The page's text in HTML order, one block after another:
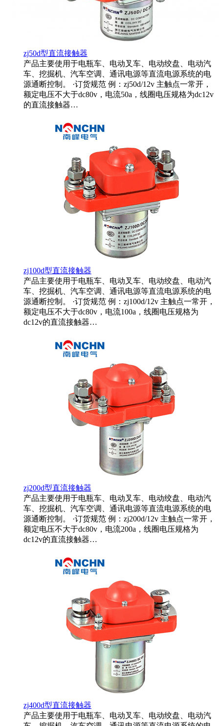
zj50d型直流接触器
产品主要使用于电瓶车、电动叉车、电动绞盘、电动汽
车、挖掘机、汽车空调、通讯电源等直流电源系统的电
源通断控制。 ·订货规范 例：zj50d/12v 主触点一常开，
额定电压不大于dc80v，电流50a，线圈电压规格为dc12v
的直流接触器…
zj100d型直流接触器
产品主要使用于电瓶车、电动叉车、电动绞盘、电动汽
车、挖掘机、汽车空调、通讯电源等直流电源系统的电
源通断控制。 ·订货规范 例：zj100d/12v 主触点一常开，
额定电压不大于dc80v，电流100a，线圈电压规格为
dc12v的直流接触器…
zj200d型直流接触器
产品主要使用于电瓶车、电动叉车、电动绞盘、电动汽
车、挖掘机、汽车空调、通讯电源等直流电源系统的电
源通断控制。 ·订货规范 例：zj200d/12v 主触点一常开，
额定电压不大于dc80v，电流200a，线圈电压规格为
dc12v的直流接触器…
zj400d型直流接触器
产品主要使用于电瓶车、电动叉车、电动绞盘、电动汽